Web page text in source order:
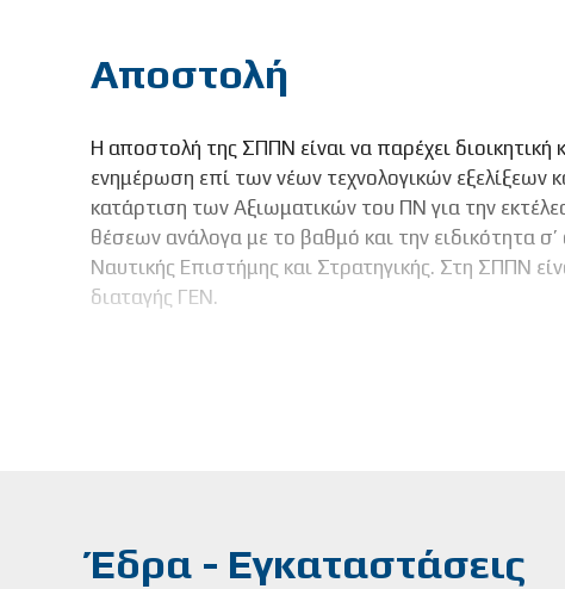
Αποστολή
Η αποστολή της ΣΠΠΝ είναι να παρέχει
ενημέρωση επί των νέων τεχνολογικών εξελίξεων
κατάρτιση των Αξιωματικών του ΠΝ για την
θέσεων ανάλογα με το βαθμό και την ειδικότητα
Ναυτικής Επιστήμης και Στρατηγικής. Στη ΣΠΠΝ
διαταγής ΓΕΝ.
Έδρα - Εγκαταστάσεις